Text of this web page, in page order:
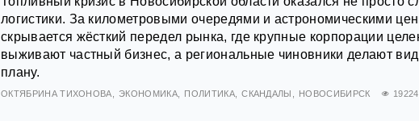
логистики. За километровыми очередями и астрономическими
скрывается жёсткий передел рынка, где крупные корпорации
выживают частный бизнес, а региональные чиновники делают
плану.
ОКТЯБРИНА ТИХОНОВА ЭКОНОМИКА ПОЛИТИКА СКАНДАЛЫ НОВОСИБИРСК 19224